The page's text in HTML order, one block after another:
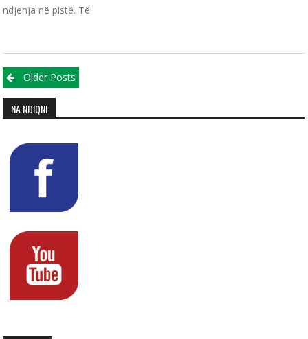
ndjenja në pistë. Të
Posts navigation
Older Posts
NA NDIQNI